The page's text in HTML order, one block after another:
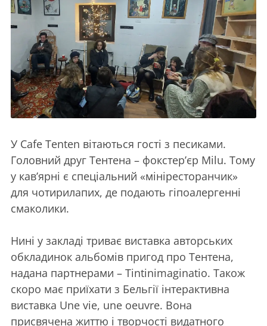
У Cafe Tenten вітаються гості з песиками.
Головний друг Тентена – фокстер’єр Milu. Тому
у кав’ярні є спеціальний «мініресторанчик»
для чотирилапих, де подають гіпоалергенні
смаколики.
Нині у закладі триває виставка авторських
обкладинок альбомів пригод про Тентена,
надана партнерами – Tintinimaginatio. Також
скоро має приїхати з Бельгії інтерактивна
виставка Une vie, une oeuvre. Вона
присвячена життю і творчості видатного